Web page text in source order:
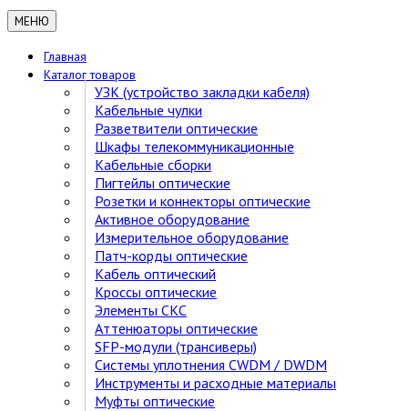
МЕНЮ
Главная
Каталог товаров
УЗК (устройство закладки кабеля)
Кабельные чулки
Разветвители оптические
Шкафы телекоммуникационные
Кабельные сборки
Пигтейлы оптические
Розетки и коннекторы оптические
Активное оборудование
Измерительное оборудование
Патч-корды оптические
Кабель оптический
Кроссы оптические
Элементы СКС
Аттенюаторы оптические
SFP-модули (трансиверы)
Cистемы уплотнения CWDM / DWDM
Инструменты и расходные материалы
Муфты оптические